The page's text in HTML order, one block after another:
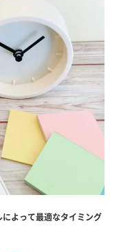
よって最適なタイミング